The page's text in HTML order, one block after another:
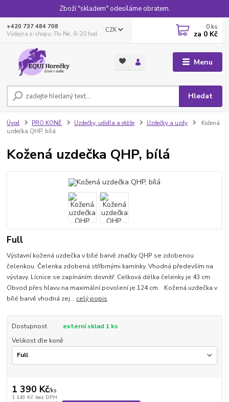
Zboží "skladem" odesíláme obratem.
Menu
CZK
Hledat
+420 737 484 708
Výdejna e-shopu: Po-Ne, 8-20 hod.
0 ks
za 0 Kč
Úvod PRO KONĚ Uzdečky, udidla a otěže Uzdečky a uzdy
Kožená
uzdečka QHP, bílá
Kožená uzdečka QHP, bílá
Full
Výstavní kožená uzdečka v bílé barvě značky QHP se zdobenou
čelenkou. Čelenka zdobená stříbrnými kamínky. Vhodná především na
výstavy. Lícnice se zapínáním dovnitř. Celková délka čelenky je 43 cm.
Obvod přes hlavu na maximální povolení je 124 cm. Kožená uzdečka v
bílé barvě vhodná zej... celý popis
Dostupnost
externí sklad 1 ks
Velikost dle koně
1 390 Kč/ks
1 149 Kč bez DPH